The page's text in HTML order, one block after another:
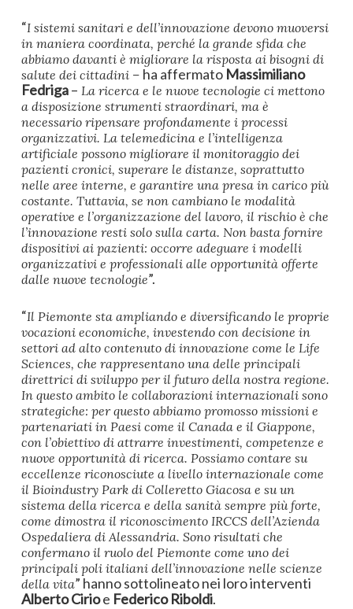
“I sistemi sanitari e dell’innovazione devono muoversi
in maniera coordinata, perché la grande sfida che
abbiamo davanti è migliorare la risposta ai bisogni di
salute dei cittadini – ha affermato Massimiliano
Fedriga– La ricerca e le nuove tecnologie ci mettono
a disposizione strumenti straordinari, ma è
necessario ripensare profondamente i processi
organizzativi. La telemedicina e l’intelligenza
artificiale possono migliorare il monitoraggio dei
pazienti cronici, superare le distanze, soprattutto
nelle aree interne, e garantire una presa in carico più
costante. Tuttavia, se non cambiano le modalità
operative e l’organizzazione del lavoro, il rischio è che
l’innovazione resti solo sulla carta. Non basta fornire
dispositivi ai pazienti: occorre adeguare i modelli
organizzativi e professionali alle opportunità offerte
dalle nuove tecnologie”.
“Il Piemonte sta ampliando e diversificando le proprie
vocazioni economiche, investendo con decisione in
settori ad alto contenuto di innovazione come le Life
Sciences, che rappresentano una delle principali
direttrici di sviluppo per il futuro della nostra regione.
In questo ambito le collaborazioni internazionali sono
strategiche: per questo abbiamo promosso missioni e
partenariati in Paesi come il Canada e il Giappone,
con l’obiettivo di attrarre investimenti, competenze e
nuove opportunità di ricerca. Possiamo contare su
eccellenze riconosciute a livello internazionale come
il Bioindustry Park di Colleretto Giacosa e su un
sistema della ricerca e della sanità sempre più forte,
come dimostra il riconoscimento IRCCS dell’Azienda
Ospedaliera di Alessandria. Sono risultati che
confermano il ruolo del Piemonte come uno dei
principali poli italiani dell’innovazione nelle scienze
della vita” hanno sottolineato nei loro interventi
Alberto Cirioe Federico Riboldi.